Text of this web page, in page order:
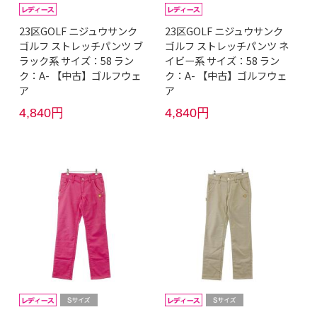
23区GOLF ニジュウサンク
ゴルフ ストレッチパンツ ブ
ラック系 サイズ：58 ラン
ク：A- 【中古】ゴルフウェ
ア
4,840円
23区GOLF ニジュウサンク
ゴルフ ストレッチパンツ ネ
イビー系 サイズ：58 ラン
ク：A- 【中古】ゴルフウェ
ア
4,840円